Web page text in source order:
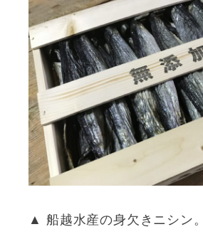
▲ 船越水産の身欠きニシン。